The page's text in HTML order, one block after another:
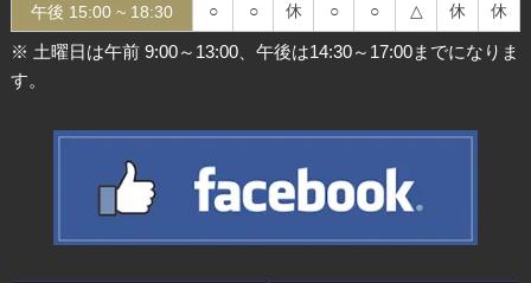
午後 15:00 ~ 18:30 ○ ○ 休 ○ ○ △ 休 休
※ 土曜日は午前 9:00～13:00、午後は14:30～17:00までになりま
す。